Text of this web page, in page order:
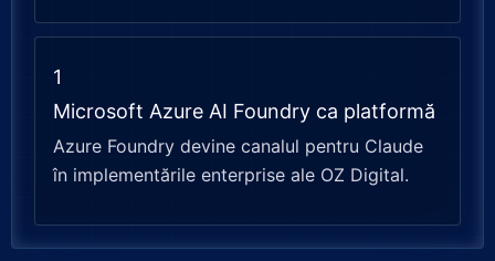
1
Microsoft Azure AI Foundry ca platformă
Azure Foundry devine canalul pentru Claude
în implementările enterprise ale OZ Digital.